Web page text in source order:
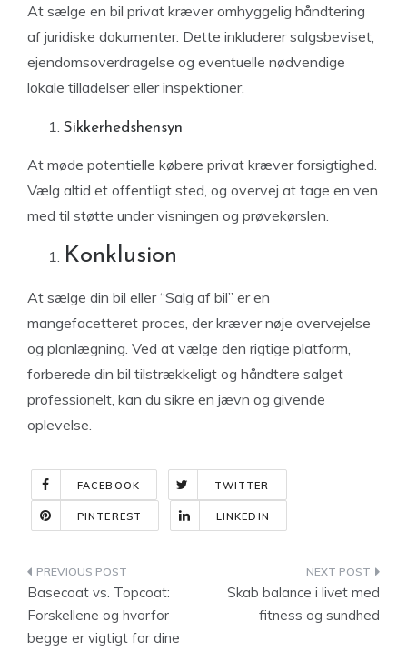
At sælge en bil privat kræver omhyggelig håndtering
af juridiske dokumenter. Dette inkluderer salgsbeviset,
ejendomsoverdragelse og eventuelle nødvendige
lokale tilladelser eller inspektioner.
Sikkerhedshensyn
At møde potentielle købere privat kræver forsigtighed.
Vælg altid et offentligt sted, og overvej at tage en ven
med til støtte under visningen og prøvekørslen.
Konklusion
At sælge din bil eller “Salg af bil” er en
mangefacetteret proces, der kræver nøje overvejelse
og planlægning. Ved at vælge den rigtige platform,
forberede din bil tilstrækkeligt og håndtere salget
professionelt, kan du sikre en jævn og givende
oplevelse.
FACEBOOK TWITTER
PINTEREST LINKEDIN
Indlægsnavigation
Basecoat vs. Topcoat:
Forskellene og hvorfor
begge er vigtigt for dine
Skab balance i livet med
fitness og sundhed